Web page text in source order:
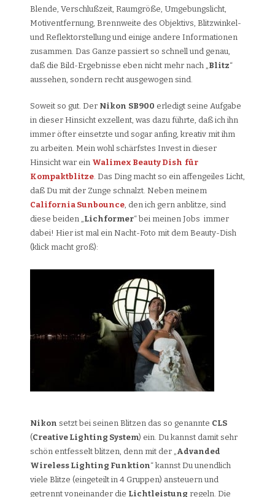
Blende, Verschlußzeit, Raumgröße, Umgebungslicht,
Motiventfernung, Brennweite des Objektivs, Blitzwinkel-
und Reflektorstellung und einige andere Informationen
zusammen. Das Ganze passiert so schnell und genau,
daß die Bild-Ergebnisse eben nicht mehr nach „Blitz“
aussehen, sondern recht ausgewogen sind.
Soweit so gut. Der Nikon SB900 erledigt seine Aufgabe
in dieser Hinsicht exzellent, was dazu führte, daß ich ihn
immer öfter einsetzte und sogar anfing, kreativ mit ihm
zu arbeiten. Mein wohl schärfstes Invest in dieser
Hinsicht war ein Walimex Beauty Dish für
Kompaktblitze. Das Ding macht so ein affengeiles Licht,
daß Du mit der Zunge schnalzt. Neben meinem
California Sunbounce, den ich gern anblitze, sind
diese beiden „Lichformer“ bei meinen Jobs immer
dabei! Hier ist mal ein Nacht-Foto mit dem Beauty-Dish
(klick macht groß):
Nikon setzt bei seinen Blitzen das so genannte CLS
(Creative Lighting System) ein. Du kannst damit sehr
schön entfesselt blitzen, denn mit der „Advanded
Wireless Lighting Funktion“ kannst Du unendlich
viele Blitze (eingeteilt in 4 Gruppen) ansteuern und
getrennt voneinander die Lichtleistung regeln. Die